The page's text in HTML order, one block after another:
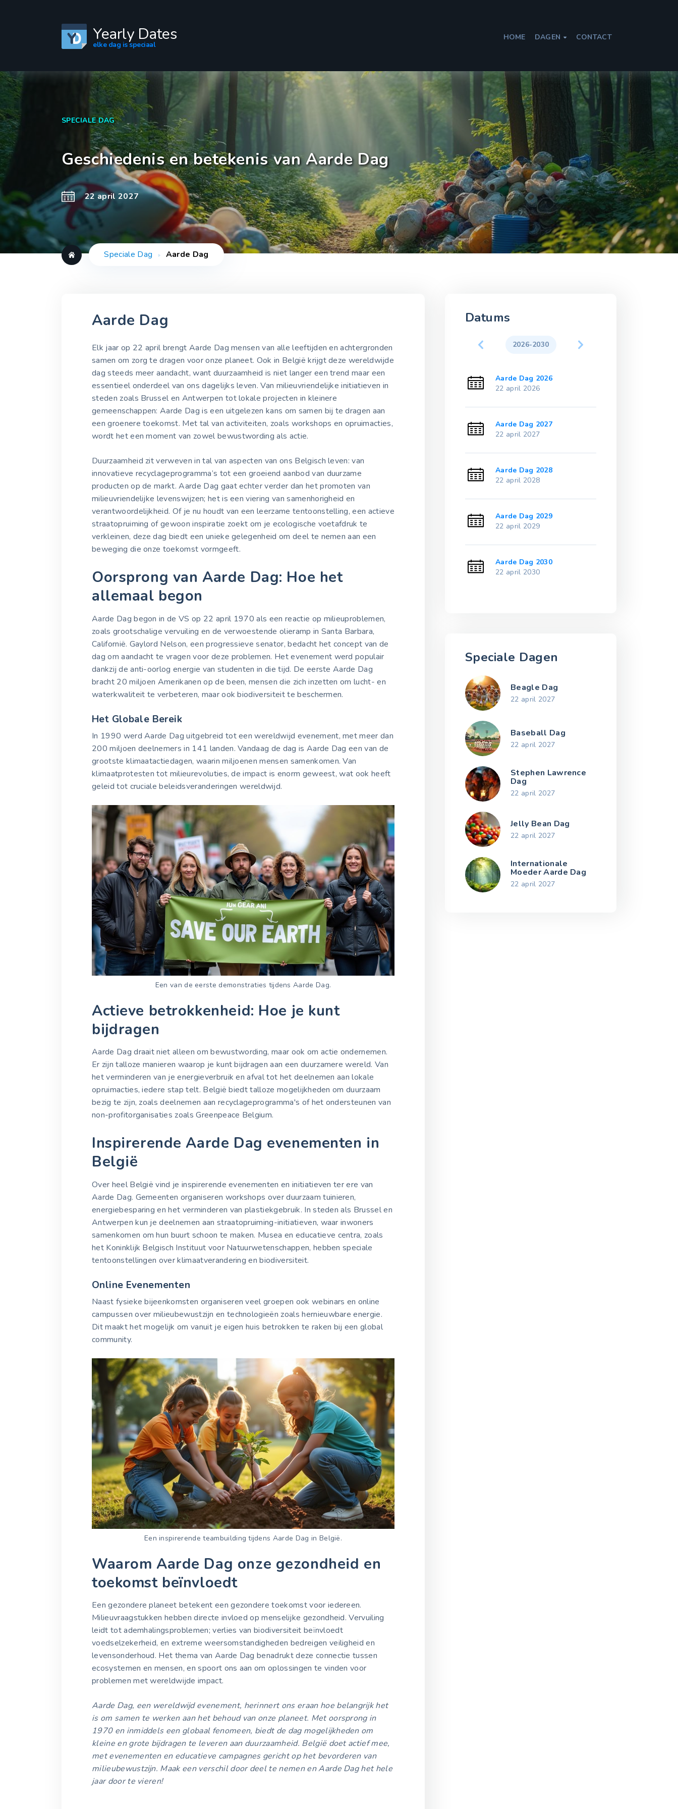
Yearly Dates
elke dag is speciaal
HOME DAGEN  CONTACT
SPECIALE DAG
Geschiedenis en betekenis van Aarde Dag
22 april 2027
Speciale Dag Aarde Dag
Aarde Dag
Elk jaar op 22 april brengt Aarde Dag mensen van alle leeftijden en achtergronden
samen om zorg te dragen voor onze planeet. Ook in België krijgt deze wereldwijde
dag steeds meer aandacht, want duurzaamheid is niet langer een trend maar een
essentieel onderdeel van ons dagelijks leven. Van milieuvriendelijke initiatieven in
steden zoals Brussel en Antwerpen tot lokale projecten in kleinere
gemeenschappen: Aarde Dag is een uitgelezen kans om samen bij te dragen aan
een groenere toekomst. Met tal van activiteiten, zoals workshops en opruimacties,
wordt het een moment van zowel bewustwording als actie.
Duurzaamheid zit verweven in tal van aspecten van ons Belgisch leven: van
innovatieve recyclageprogramma’s tot een groeiend aanbod van duurzame
producten op de markt. Aarde Dag gaat echter verder dan het promoten van
milieuvriendelijke levenswijzen; het is een viering van samenhorigheid en
verantwoordelijkheid. Of je nu houdt van een leerzame tentoonstelling, een actieve
straatopruiming of gewoon inspiratie zoekt om je ecologische voetafdruk te
verkleinen, deze dag biedt een unieke gelegenheid om deel te nemen aan een
beweging die onze toekomst vormgeeft.
Oorsprong van Aarde Dag: Hoe het
allemaal begon
Aarde Dag begon in de VS op 22 april 1970 als een reactie op milieuproblemen,
zoals grootschalige vervuiling en de verwoestende olieramp in Santa Barbara,
Californië. Gaylord Nelson, een progressieve senator, bedacht het concept van de
dag om aandacht te vragen voor deze problemen. Het evenement werd populair
dankzij de anti-oorlog energie van studenten in die tijd. De eerste Aarde Dag
bracht 20 miljoen Amerikanen op de been, mensen die zich inzetten om lucht- en
waterkwaliteit te verbeteren, maar ook biodiversiteit te beschermen.
Het Globale Bereik
In 1990 werd Aarde Dag uitgebreid tot een wereldwijd evenement, met meer dan
200 miljoen deelnemers in 141 landen. Vandaag de dag is Aarde Dag een van de
grootste klimaatactiedagen, waarin miljoenen mensen samenkomen. Van
klimaatprotesten tot milieurevoluties, de impact is enorm geweest, wat ook heeft
geleid tot cruciale beleidsveranderingen wereldwijd.
Een van de eerste demonstraties tijdens Aarde Dag.
Actieve betrokkenheid: Hoe je kunt
bijdragen
Aarde Dag draait niet alleen om bewustwording, maar ook om actie ondernemen.
Er zijn talloze manieren waarop je kunt bijdragen aan een duurzamere wereld. Van
het verminderen van je energieverbruik en afval tot het deelnemen aan lokale
opruimacties, iedere stap telt. België biedt talloze mogelijkheden om duurzaam
bezig te zijn, zoals deelnemen aan recyclageprogramma's of het ondersteunen van
non-profitorganisaties zoals Greenpeace Belgium.
Inspirerende Aarde Dag evenementen in
België
Over heel België vind je inspirerende evenementen en initiatieven ter ere van
Aarde Dag. Gemeenten organiseren workshops over duurzaam tuinieren,
energiebesparing en het verminderen van plastiekgebruik. In steden als Brussel en
Antwerpen kun je deelnemen aan straatopruiming-initiatieven, waar inwoners
samenkomen om hun buurt schoon te maken. Musea en educatieve centra, zoals
het Koninklijk Belgisch Instituut voor Natuurwetenschappen, hebben speciale
tentoonstellingen over klimaatverandering en biodiversiteit.
Online Evenementen
Naast fysieke bijeenkomsten organiseren veel groepen ook webinars en online
campussen over milieubewustzijn en technologieën zoals hernieuwbare energie.
Dit maakt het mogelijk om vanuit je eigen huis betrokken te raken bij een global
community.
Een inspirerende teambuilding tijdens Aarde Dag in België.
Waarom Aarde Dag onze gezondheid en
toekomst beïnvloedt
Een gezondere planeet betekent een gezondere toekomst voor iedereen.
Milieuvraagstukken hebben directe invloed op menselijke gezondheid. Vervuiling
leidt tot ademhalingsproblemen; verlies van biodiversiteit beïnvloedt
voedselzekerheid, en extreme weersomstandigheden bedreigen veiligheid en
levensonderhoud. Het thema van Aarde Dag benadrukt deze connectie tussen
ecosystemen en mensen, en spoort ons aan om oplossingen te vinden voor
problemen met wereldwijde impact.
Aarde Dag, een wereldwijd evenement, herinnert ons eraan hoe belangrijk het
is om samen te werken aan het behoud van onze planeet. Met oorsprong in
1970 en inmiddels een globaal fenomeen, biedt de dag mogelijkheden om
kleine en grote bijdragen te leveren aan duurzaamheid. België doet actief mee,
met evenementen en educatieve campagnes gericht op het bevorderen van
milieubewustzijn. Maak een verschil door deel te nemen en Aarde Dag het hele
jaar door te vieren!
Datums
2021-2025
Aarde Dag 2021
22 april 2021
Aarde Dag 2022
Aarde Dag 2024
22 april 2024
2026-2030
Aarde Dag 2026
22 april 2026
Aarde Dag 2027
22 april 2027
Aarde Dag 2028
22 april 2028
Aarde Dag 2029
22 april 2029
Aarde Dag 2030
22 april 2030
Speciale Dagen
Beagle Dag
22 april 2027
Baseball Dag
22 april 2027
Stephen Lawrence
Dag
22 april 2027
Jelly Bean Dag
22 april 2027
Internationale
Moeder Aarde Dag
22 april 2027